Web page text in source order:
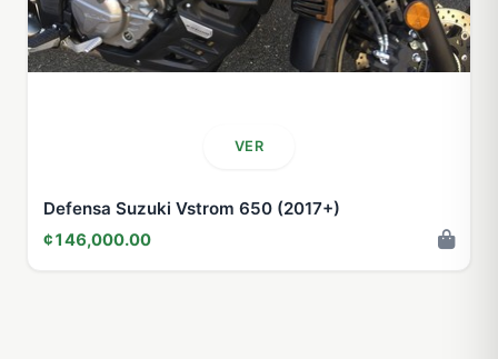
VER
Defensa Suzuki Vstrom 650 (2017+)
¢146,000.00